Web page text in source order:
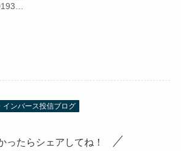
インバース投信ブログ
ったらシェアしてね！